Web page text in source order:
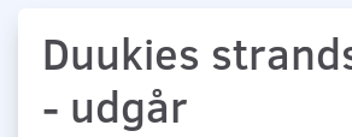
Duukies
- udgår